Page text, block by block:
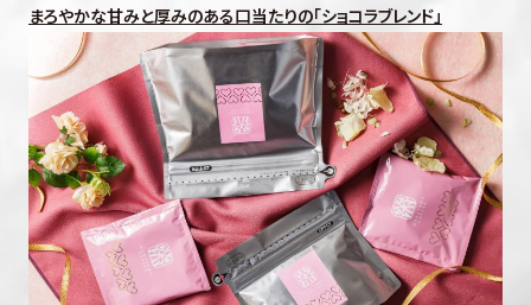
まろやかな甘みと厚みのある口当たりの「ショコラブレンド」